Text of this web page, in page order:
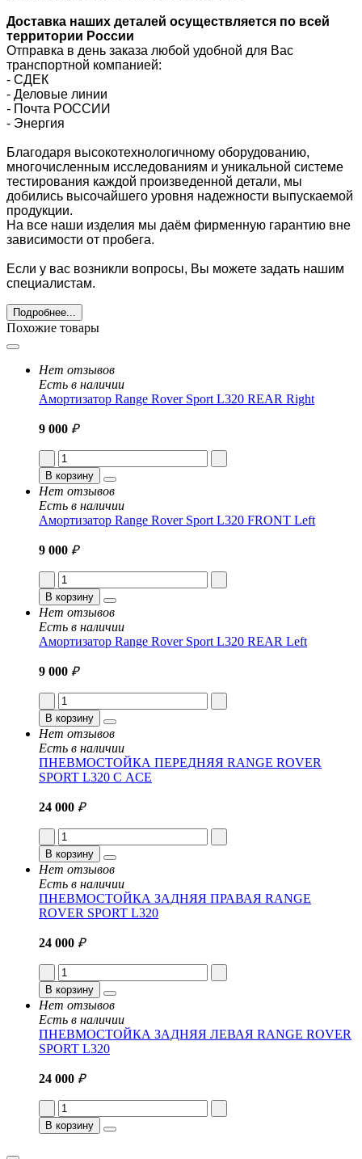
Доставка наших деталей осуществляется по всей
территории России
Отправка в день заказа любой удобной для Вас
транспортной компанией:
- СДЕК
- Деловые линии
- Почта РОССИИ
- Энергия
Благодаря высокотехнологичному оборудованию,
многочисленным исследованиям и уникальной системе
тестирования каждой произведенной детали, мы
добились высочайшего уровня надежности выпускаемой
продукции.
На все наши изделия мы даём фирменную гарантию вне
зависимости от пробега.
Если у вас возникли вопросы, Вы можете задать нашим
специалистам.
Подробнее...
Похожие товары
Нет отзывов
Есть в наличии
Амортизатор Range Rover Sport L320 REAR Right
9 000 ₽
В корзину
Нет отзывов
Есть в наличии
Амортизатор Range Rover Sport L320 FRONT Left
9 000 ₽
В корзину
Нет отзывов
Есть в наличии
Амортизатор Range Rover Sport L320 REAR Left
9 000 ₽
В корзину
Нет отзывов
Есть в наличии
ПНЕВМОСТОЙКА ПЕРЕДНЯЯ RANGE ROVER
SPORT L320 С ACE
24 000 ₽
В корзину
Нет отзывов
Есть в наличии
ПНЕВМОСТОЙКА ЗАДНЯЯ ПРАВАЯ RANGE
ROVER SPORT L320
24 000 ₽
В корзину
Нет отзывов
Есть в наличии
ПНЕВМОСТОЙКА ЗАДНЯЯ ЛЕВАЯ RANGE ROVER
SPORT L320
24 000 ₽
В корзину